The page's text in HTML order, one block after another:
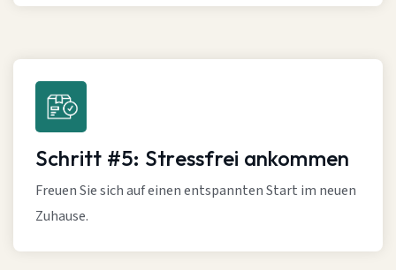
Schritt #5: Stressfrei ankommen
Freuen Sie sich auf einen entspannten Start im neuen
Zuhause.